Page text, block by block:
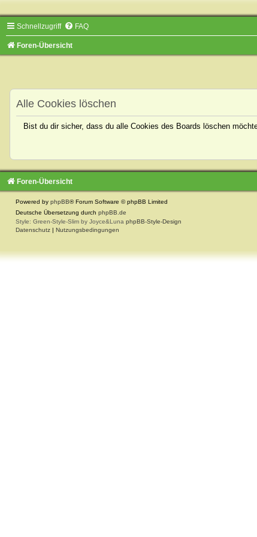
Schnellzugriff FAQ
Foren-Übersicht
Alle Cookies löschen
Bist du dir sicher, dass du alle Cookies des Boards löschen
Foren-Übersicht
Powered by phpBB® Forum Software © phpBB Limited
Deutsche Übersetzung durch phpBB.de
Style: Green-Style-Slim by Joyce&Luna phpBB-Style-Design
Datenschutz | Nutzungsbedingungen